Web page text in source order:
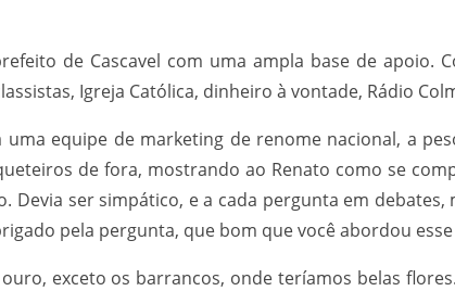
de Cascavel com uma ampla base de
Igreja Católica, dinheiro à vontade, Rádio
equipe de marketing de renome nacional, a
de fora, mostrando ao Renato como se
Devia ser simpático, e a cada pergunta em
pela pergunta, que bom que você abordou
exceto os barrancos, onde teríamos belas